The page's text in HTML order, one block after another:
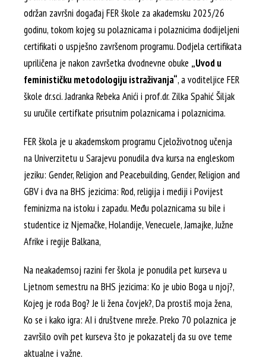
održan završni događaj FER škole za akademsku 2025/26
godinu, tokom kojeg su polaznicama i polaznicima dodijeljeni
certifikati o uspješno završenom programu. Dodjela certifikata
upriličena je nakon završetka dvodnevne obuke „Uvod u
feminističku metodologiju istraživanja“, a voditeljice FER
škole dr.sci. Jadranka Rebeka Anići i prof.dr. Zilka Spahić Šiljak
su uručile certifkate prisutnim polaznicama i polaznicima.
FER škola je u akademskom programu Cjeloživotnog učenja
na Univerzitetu u Sarajevu ponudila dva kursa na engleskom
jeziku: Gender, Religion and Peacebuilding, Gender, Religion and
GBV i dva na BHS jezicima: Rod, religija i mediji i Povijest
feminizma na istoku i zapadu. Među polaznicama su bile i
studentice iz Njemačke, Holandije, Venecuele, Jamajke, Južne
Afrike i regije Balkana,
Na neakademsoj razini fer škola je ponudila pet kurseva u
Ljetnom semestru na BHS jezicima: Ko je ubio Boga u njoj?,
Kojeg je roda Bog? Je li žena čovjek?, Da prostiš moja žena,
Ko se i kako igra: AI i društvene mreže. Preko 70 polaznica je
završilo ovih pet kurseva što je pokazatelj da su ove teme
aktualne i važne.